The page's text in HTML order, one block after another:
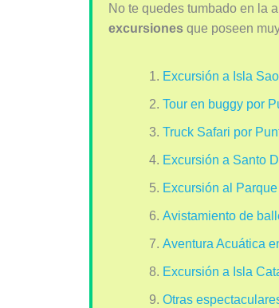
No te quedes tumbado en la
excursiones que poseen
Excursión a Isla
Tour en buggy por
Truck Safari por
Excursión a Santo
Excursión al
Avistamiento de
Aventura Acuática
Excursión a Isla
Otras